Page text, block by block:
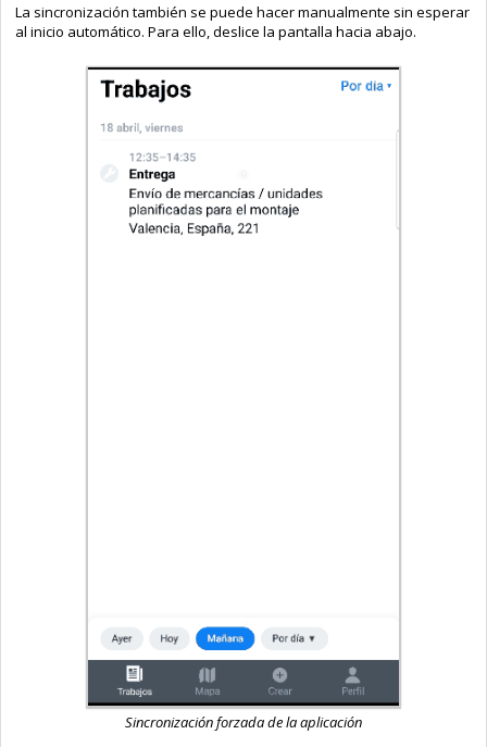
La sincronización también se puede hacer manualmente sin esperar
al inicio automático. Para ello, deslice la pantalla hacia abajo.
Sincronización forzada de la aplicación